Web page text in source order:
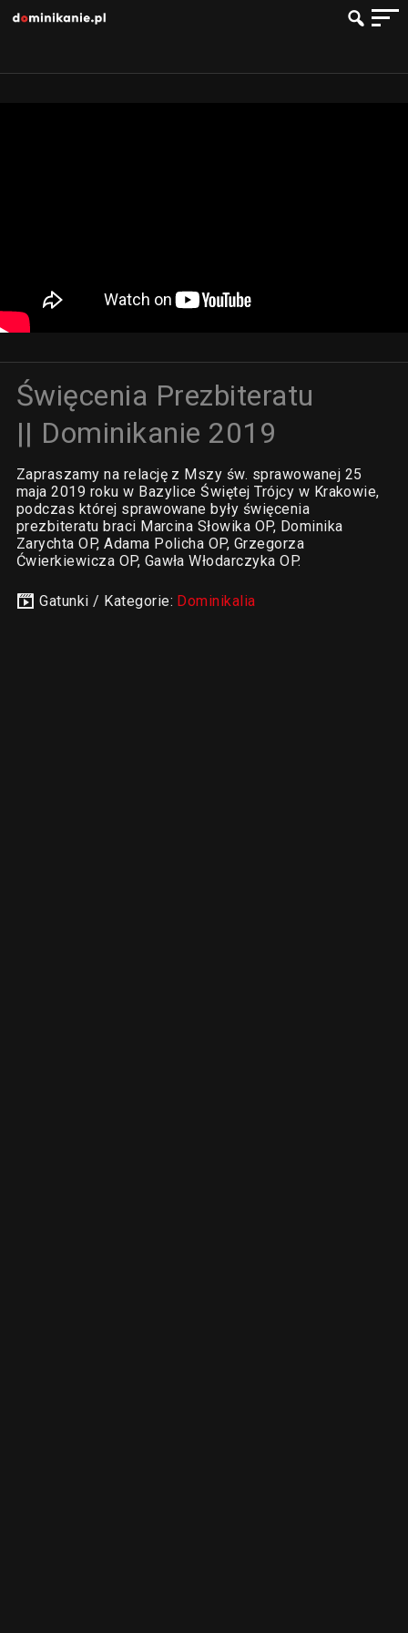
Święcenia Prezbiteratu
|| Dominikanie 2019
Zapraszamy na relację z Mszy św. sprawowanej 25
maja 2019 roku w Bazylice Świętej Trójcy w Krakowie,
podczas której sprawowane były święcenia
prezbiteratu braci Marcina Słowika OP, Dominika
Zarychta OP, Adama Policha OP, Grzegorza
Ćwierkiewicza OP, Gawła Włodarczyka OP.
Gatunki / Kategorie: Dominikalia